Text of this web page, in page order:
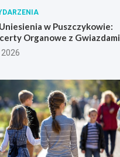
w Puszczykowie:
Organowe z Gwiazdami